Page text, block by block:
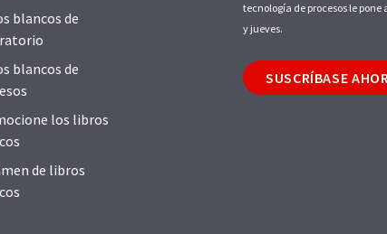
blancos de
blancos de
los libros
de libros
tecnología de procesos le
y jueves.
SUSCRÍBASE